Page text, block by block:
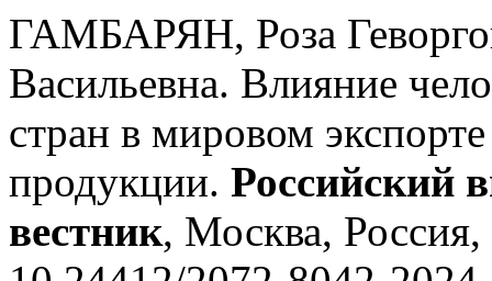
ГАМБАРЯН, Роза
Васильевна. Влияние
стран в мировом
продукции. Российский
вестник, Москва,